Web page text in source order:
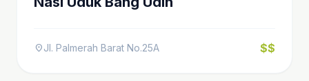
location_onJl. Palmerah Barat No.25A $$